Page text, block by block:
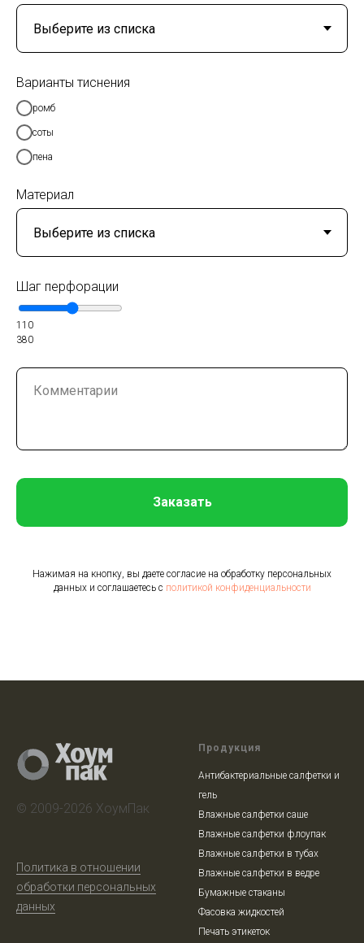
Варианты тиснения
ромб
соты
пена
Материал
Шаг перфорации
110
380
Заказать
Нажимая на кнопку, вы даете согласие на обработку персональных
данных и соглашаетесь c политикой конфиденциальности
© 2009-2026 ХоумПак
Политика в отношении
обработки персональных
данных
Продукция
Антибактериальные салфетки и
гель
Влажные салфетки саше
Влажные салфетки флоупак
Влажные салфетки в тубах
Влажные салфетки в ведре
Бумажные стаканы
Фасовка жидкостей
Печать этикеток